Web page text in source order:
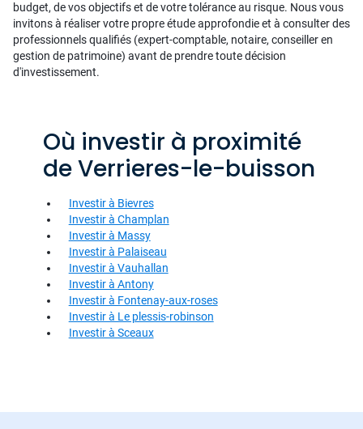
budget, de vos objectifs et de votre tolérance au risque. Nous vous
invitons à réaliser votre propre étude approfondie et à consulter des
professionnels qualifiés (expert-comptable, notaire, conseiller en
gestion de patrimoine) avant de prendre toute décision
d'investissement.
Où investir à proximité
de Verrieres-le-buisson
Investir à Bievres
Investir à Champlan
Investir à Massy
Investir à Palaiseau
Investir à Vauhallan
Investir à Antony
Investir à Fontenay-aux-roses
Investir à Le plessis-robinson
Investir à Sceaux